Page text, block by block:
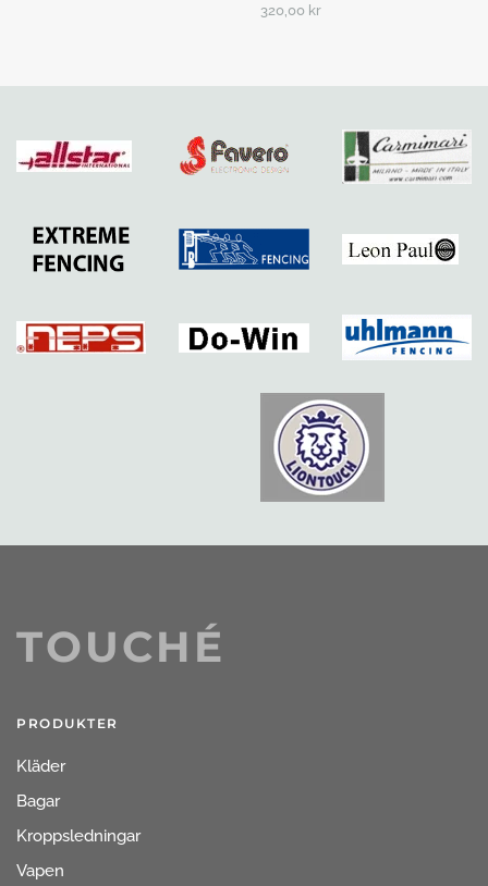
320,00 kr
TOUCHÉ
PRODUKTER
Kläder
Bagar
Kroppsledningar
Vapen